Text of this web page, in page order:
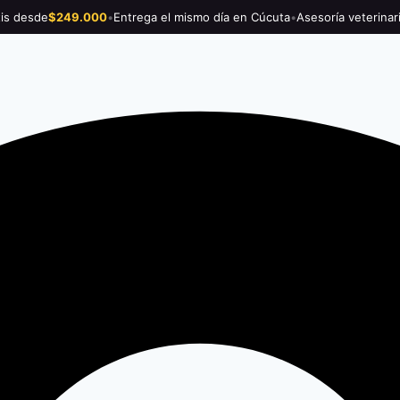
desde$249.000•Entrega el mismo día en Cúcuta•Asesoría